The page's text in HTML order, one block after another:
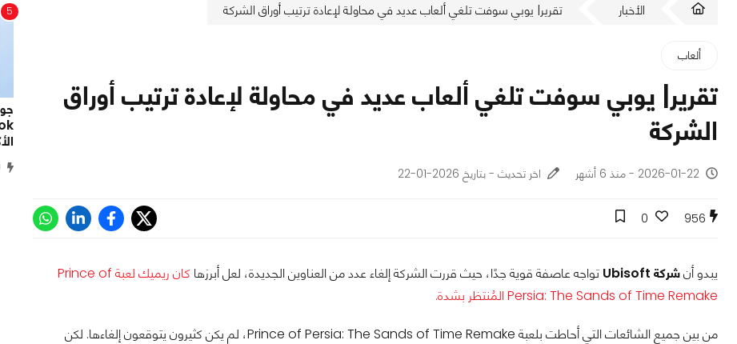
الأخبار تقرير| يوبي سوفت تلغي ألعاب عديد في محاولة لإعادة ترتيب أوراق الشركة
ألعاب
تقرير| يوبي سوفت تلغي ألعاب عديد في محاولة لإعادة ترتيب أوراق
الشركة
2026-01-22 - منذ 6 أشهر اخر تحديث - بتاريخ 2026-01-22
956
0
يبدو أنشركة Ubisoft تواجه عاصفة قوية جدًا، حيث قررت الشركة إلغاء عدد من العناوين الجديدة، لعل أبرزها
كان ريميك لعبة Prince of
Persia: The Sands of Time Remake المُنتظر بشدة.
من بين جميع الشائعات التي أحاطت بلعبة Prince of Persia: The Sands of Time Remake، لم يكن كثيرون يتوقعون إلغاءها. لكن
5